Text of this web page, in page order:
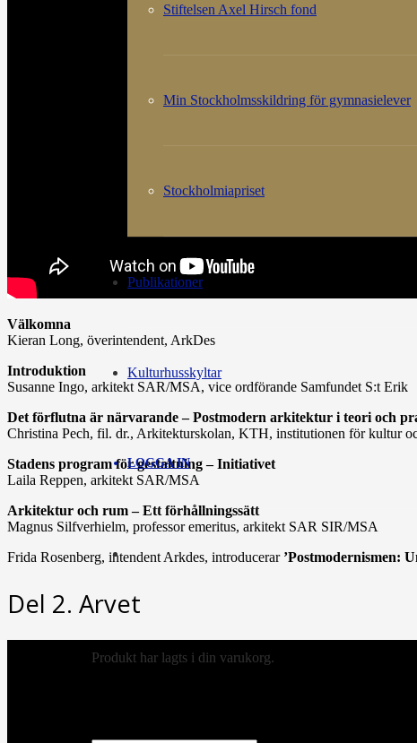
Stiftelsen Axel Hirsch fond
Min Stockholmsskildring för gymnasielever
Stockholmiapriset
Publikationer
Kulturhusskyltar
LOGGA IN
Produkt har lagts i din varukorg.
Välkomna
Kieran Long, överintendent, ArkDes
Introduktion
Susanne Ingo, arkitekt SAR/MSA, vice ordförande Samfundet S:t Erik
Det förflutna är närvarande – Postmodern arkitektur i teori och
Christina Pech, fil. dr., Arkitekturskolan, KTH, institutionen för kultur
Stadens program för gestaltning – Initiativet
Laila Reppen, arkitekt SAR/MSA
Arkitektur och rum – Ett förhållningssätt
Magnus Silfverhielm, professor emeritus, arkitekt SAR SIR/MSA
Frida Rosenberg, intendent Arkdes, introducerar ’Postmodernismen:
Del 2. Arvet